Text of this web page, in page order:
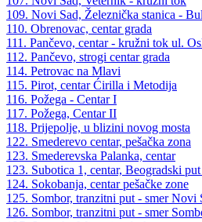
109. Novi Sad, Železnička stanica -
110. Obrenovac, centar grada
111. Pančevo, centar - kružni tok ul.
112. Pančevo, strogi centar grada
114. Petrovac na Mlavi
115. Pirot, centar Ćirilla i Metodija
116. Požega - Centar I
117. Požega, Centar II
118. Prijepolje, u blizini novog mosta
122. Smederevo centar, pešačka zona
123. Smederevska Palanka, centar
123. Subotica 1, centar, Beogradski
124. Sokobanja, centar pešačke zone
125. Sombor, tranzitni put - smer Novi
126. Sombor, tranzitni put - smer